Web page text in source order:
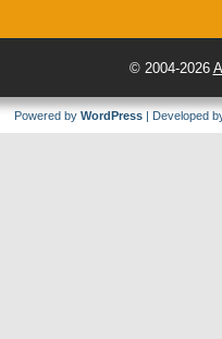
© 2004-2026
Powered by WordPress | Developed